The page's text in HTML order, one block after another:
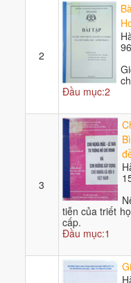
2
Đầu mục:2
3
tiễn của triết
cấp.
Đầu mục:1